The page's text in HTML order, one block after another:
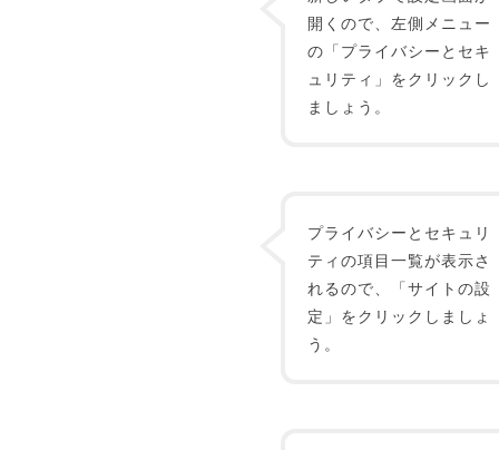
開くので、左側メニュー
の「プライバシーとセキ
ュリティ」をクリックし
ましょう。
プライバシーとセキュリ
ティの項目一覧が表示さ
れるので、「サイトの設
定」をクリックしましょ
う。